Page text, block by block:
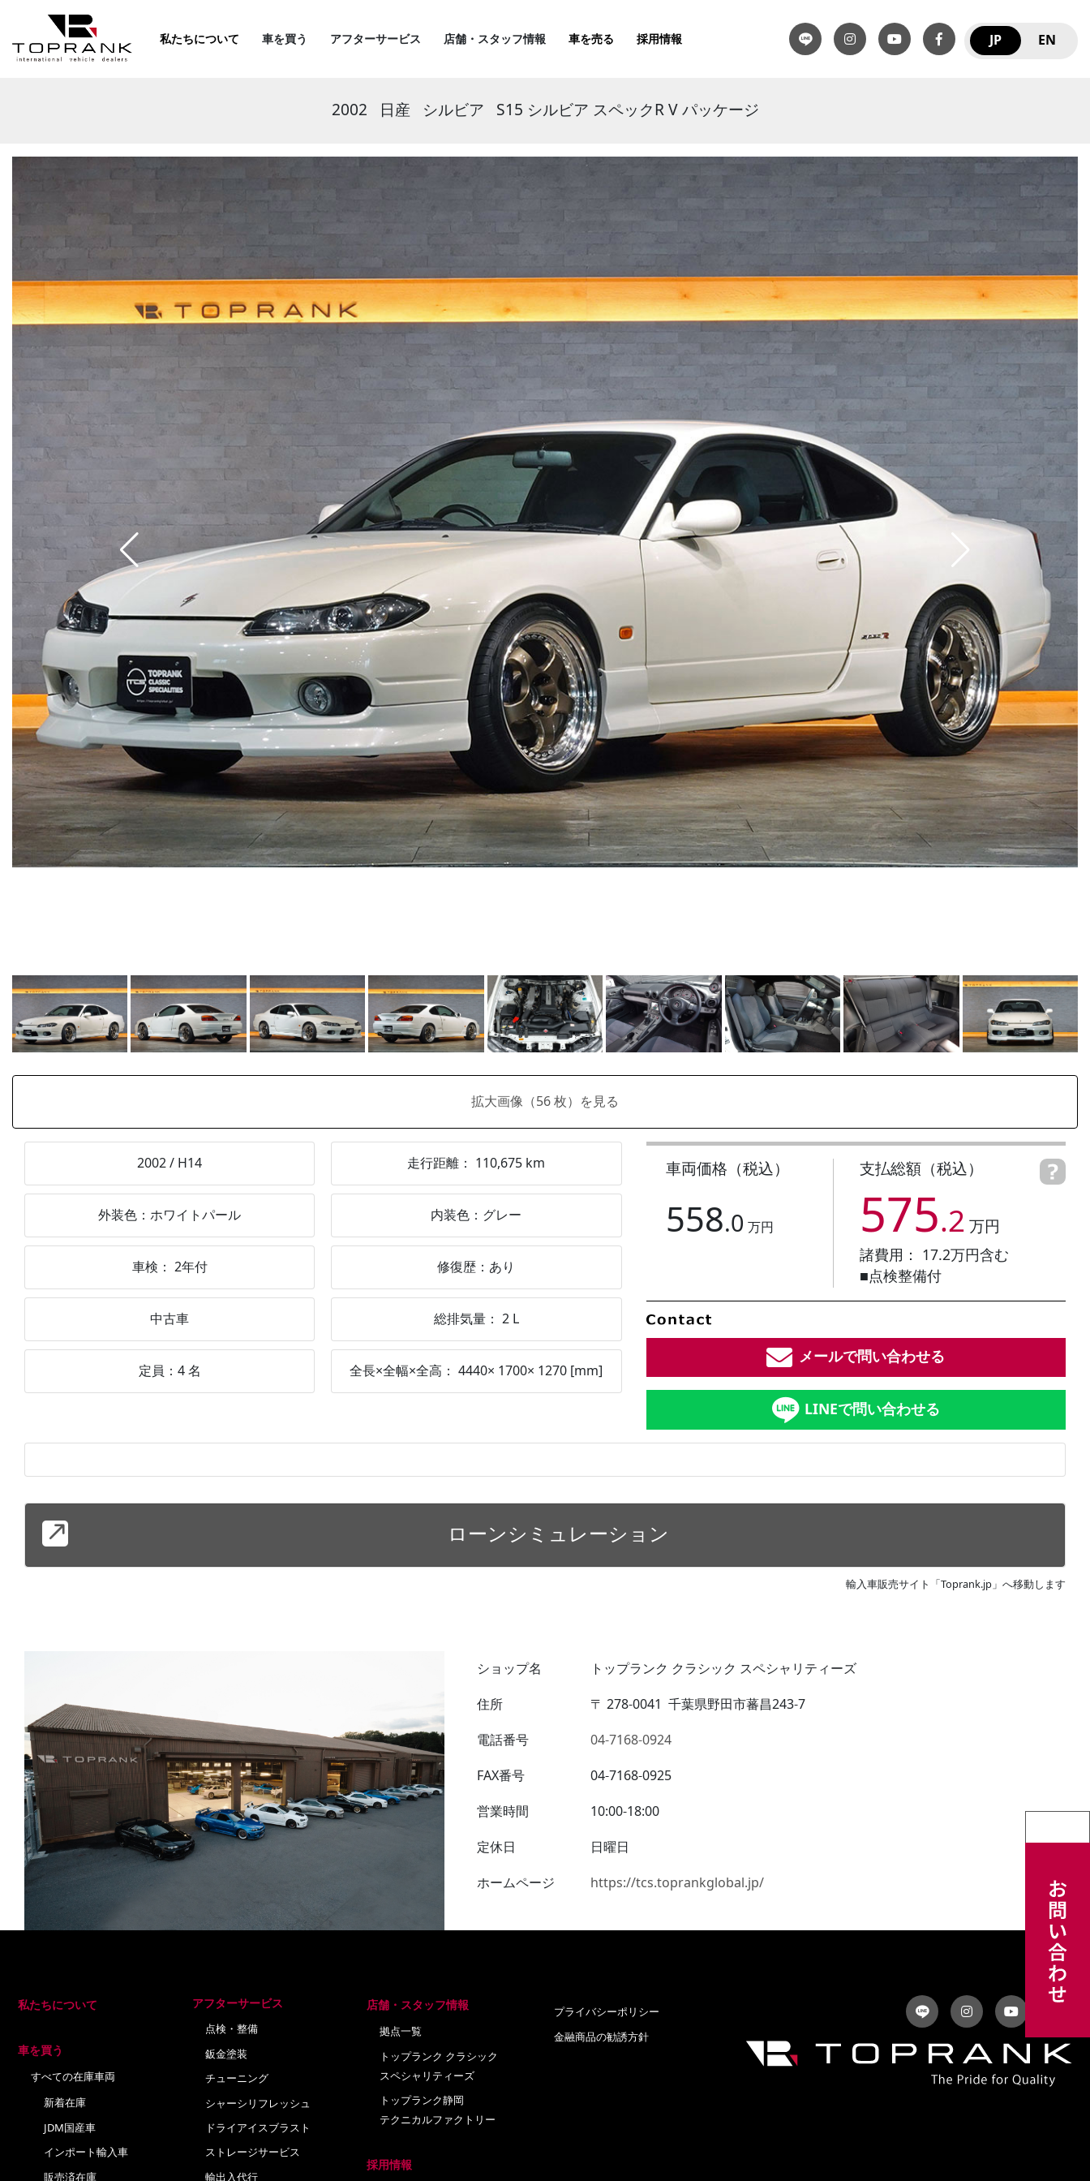
私たちについて 車を買う アフターサービス 店舗・スタッフ情報 車を売る 採用情報 JP EN
2002 日産 シルビア S15 シルビア スペックR V パッケージ
拡大画像（56枚）を見る
2002/ H14 走行距離： 110,675 km
外装色：ホワイトパール 内装色： グレー
車検： 2年付 修復歴： あり
中古車 総排気量： 2 L
定員： 4名 全長×全幅×全高： 4440× 1700× 1270 [mm]
車両価格（税込）
558.0 万円
支払総額（税込）
575.2 万円
諸費用： 17.2万円含む
■点検整備付
メールで問い合わせる
LINEで問い合わせる
ローンシミュレーション
輸入車販売サイト「Toprank.jp」へ移動します
ショップ名
トップランク クラシック スペシャリティーズ
住所
〒 278-0041 千葉県野田市蕃昌243-7
電話番号
04-7168-0924
FAX番号
04-7168-0925
営業時間
10:00-18:00
定休日
日曜日
ホームページ
https://tcs.toprankglobal.jp/
私たちについて
車を買う
すべての在庫車両
新着在庫
JDM国産車
インポート輸入車
販売済在庫
アフターサービス
点検・整備
鈑金塗装
チューニング
シャーシリフレッシュ
ドライアイスブラスト
ストレージサービス
輸出入代行
店舗・スタッフ情報
拠点一覧
トップランク クラシック
スペシャリティーズ
トップランク静岡
テクニカルファクトリー
採用情報
プライバシーポリシー
金融商品の勧誘方針